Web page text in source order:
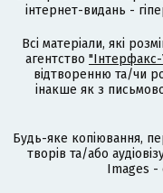
інтернет-видань -
Всі матеріали, які
агентство "Інтерфакс-
відтворенню та/чи
інакше як з
Будь-яке копіювання,
творів та/або
Images -